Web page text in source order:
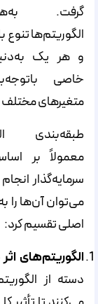
گرفت.
الگوریتم‌ها تنوع
و هر یک
خاصی
متغیرهای
طبقه‌بندی
معمولاً بر
سرمایه‌گذار
می‌توان آن‌ها را
اصلی تقسیم کرد:
الگوریتم‌های
دسته از